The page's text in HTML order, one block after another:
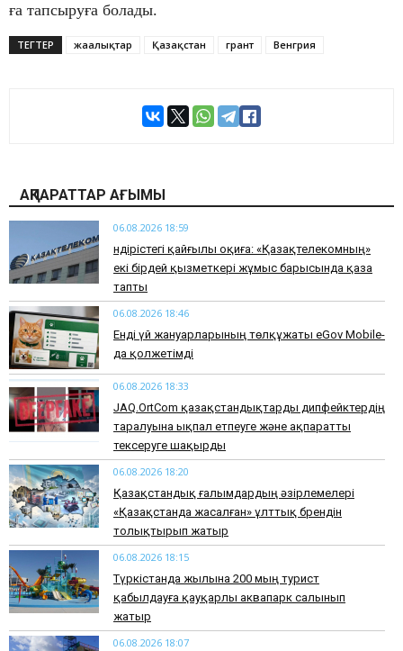
ға тапсыруға болады.
ТЕГТЕР жаңалықтар Қазақстан грант Венгрия
АҚПАРАТТАР АҒЫМЫ
06.08.2026 18:59
Өндірістегі қайғылы оқиға: «Қазақтелекомның»
екі бірдей қызметкері жұмыс барысында қаза
тапты
06.08.2026 18:46
Енді үй жануарларының төлқұжаты eGov Mobile-
да қолжетімді
06.08.2026 18:33
JAQ.OrtCom қазақстандықтарды дипфейктердің
таралуына ықпал етпеуге және ақпаратты
тексеруге шақырды
06.08.2026 18:20
Қазақстандық ғалымдардың әзірлемелері
«Қазақстанда жасалған» ұлттық брендін
толықтырып жатыр
06.08.2026 18:15
Түркістанда жылына 200 мың турист
қабылдауға қауқарлы аквапарк салынып
жатыр
06.08.2026 18:07